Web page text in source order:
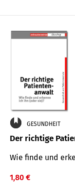
GESUNDHEIT
Der richtige
Wie finde und
1,80 €